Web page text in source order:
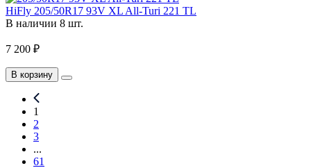
HiFly 205/50R17 93V XL All-Turi 221 TL
В наличии 8 шт.
7 200 ₽
В корзину
1
2
3
...
61